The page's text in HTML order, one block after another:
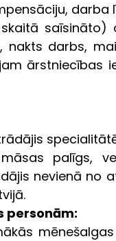
saīsināto)
nakts darbs,
ārstniecības
palīgs,
nevienā no
personām: